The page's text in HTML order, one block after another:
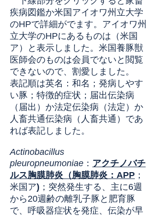
疾病図鑑か米国アイオワ州立大学
のHPで詳細がでます。アイオワ州
立大学のHPにあるものは（米国
ア）と表示しました。米国養豚獣
医師会のものは会員でないと閲覧
できないので、割愛しました。
表記順は英名：和名；発病しやす
い豚；特徴的症状；届出伝染病
（届出）か法定伝染病（法定）か
人畜共通伝染病（人畜共通）であ
れば表記しました。
Actinobacillus
pleuropneumoniae ： アクチノバチ
ルス胸膜肺炎（胸膜肺炎：APP ；
米国ア) ；突然発生する、主に6週
から20週齢の離乳子豚と肥育豚
で、呼吸器症状を発症、伝染が早